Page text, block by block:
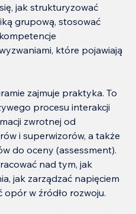
jak strukturyzować
grupową, stosować
które pojawiają
zajmuje praktyka. To
procesu interakcji
zwrotnej od
i superwizorów, a także
do oceny (assessment).
nad tym, jak
jak zarządzać napięciem
opór w źródło rozwoju.